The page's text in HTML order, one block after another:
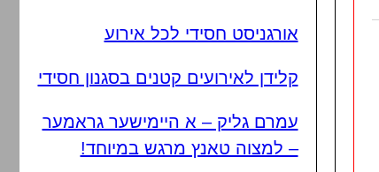
אורגניסט חסידי לכל אירוע
קלידן לאירועים קטנים בסגנון חסידי
עמרם גליק – א היימישער גראמער
– למצוה טאנץ מרגש במיוחד!